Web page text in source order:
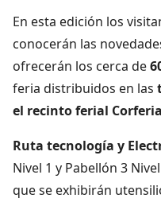
En esta edición los
conocerán las
ofrecerán los cerca de
feria distribuidos en las
el recinto ferial
Ruta tecnología y
Nivel 1 y Pabellón 3
que se exhibirán